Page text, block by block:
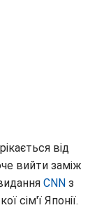
від
вийти заміж
CNN з
сім'ї Японії.